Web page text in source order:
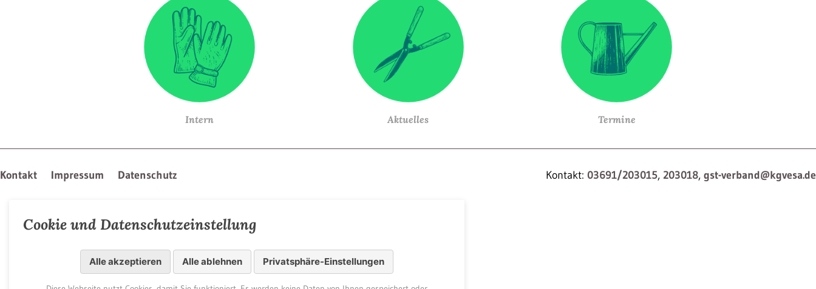
Intern Aktuelles Termine
Kontakt Impressum Datenschutz Kontakt: 03691/203015, 203018, gst-verband@kgvesa.de
Cookie und Datenschutzeinstellung
Alle akzeptieren Alle ablehnen Privatsphäre-Einstellungen